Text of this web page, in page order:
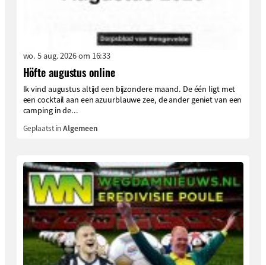
wo. 5 aug. 2026 om 16:33
Höfte augustus online
Ik vind augustus altijd een bijzondere maand. De één ligt met
een cocktail aan een azuurblauwe zee, de ander geniet van een
camping in de...
Geplaatst inAlgemeen